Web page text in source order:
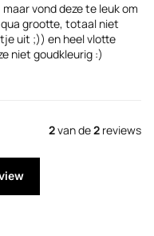
vond deze te leuk om
grootte, totaal niet
uit ;)) en heel vlotte
niet goudkleurig :)
2van de2 reviews